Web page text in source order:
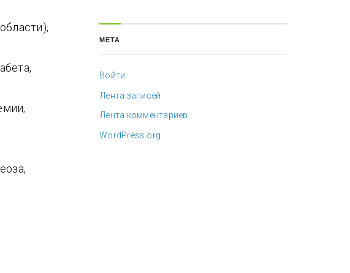
МЕТА
Войти
Лента записей
Лента комментариев
WordPress.org